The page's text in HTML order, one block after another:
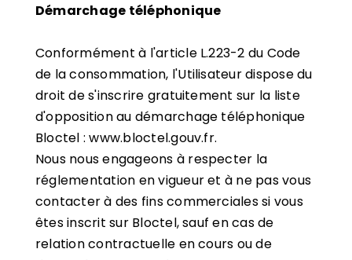
Démarchage téléphonique
Conformément à l'article L.223-2 du Code
de la consommation, l'Utilisateur dispose du
droit de s'inscrire gratuitement sur la liste
d'opposition au démarchage téléphonique
Bloctel :www.bloctel.gouv.fr.
Nous nous engageons à respecter la
réglementation en vigueur et à ne pas vous
contacter à des fins commerciales si vous
êtes inscrit sur Bloctel, sauf en cas de
relation contractuelle en cours ou de